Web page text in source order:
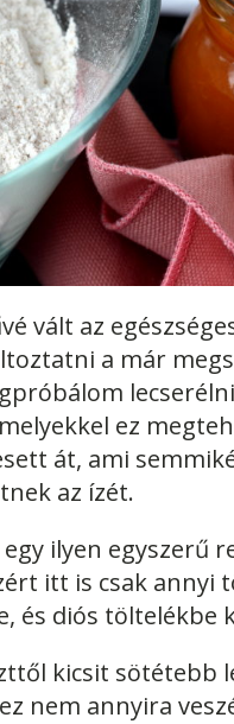
vált az
a már
ez
át, ami
az ízét.
egy ilyen egyszerű
itt is csak annyi
és diós töltelékbe
kicsit sötétebb
nem annyira